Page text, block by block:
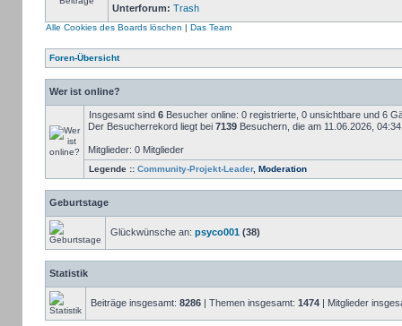
Unterforum: Trash
Alle Cookies des Boards löschen | Das Team
Foren-Übersicht
Wer ist online?
Insgesamt sind 6Besucher online: 0 registrierte, 0 unsichtbare und 6
Der Besucherrekord liegt bei 7139Besuchern, die am 11.06.2026,
Mitglieder: 0 Mitglieder
Legende :: Community-Projekt-Leader, Moderation
Geburtstage
Glückwünsche an: psyco001(38)
Statistik
Beiträge insgesamt: 8286| Themen insgesamt: 1474| Mitglieder